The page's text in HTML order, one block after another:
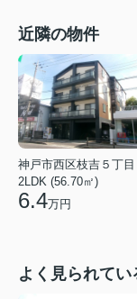
近隣の物件
神戸市西区枝吉５丁目
2LDK (56.70㎡)
6.4万円
よく見られてい